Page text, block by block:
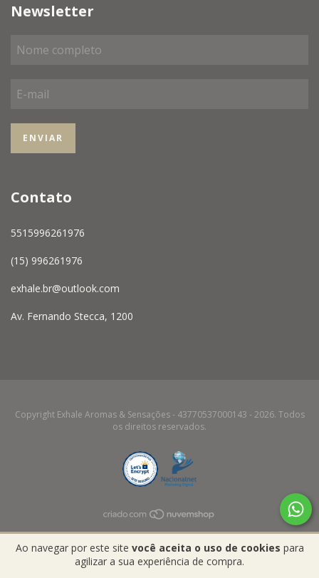
Ao navegar por este site você aceita o uso de cookies para
agilizar a sua experiência de compra.
Newsletter
Contato
5515996261976
(15) 996261976
exhale.br@outlook.com
Av. Fernando Stecca, 1200
Copyright Exhale Aromas & Sensações - 43770537000143 - 2026. Todos
os direitos reservados.